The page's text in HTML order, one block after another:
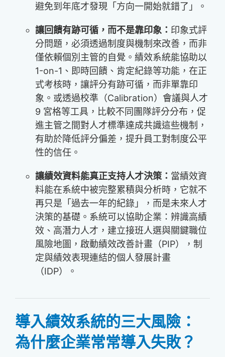
避免到年底才發現「方向一開始就錯了」。
讓回饋有跡可循，而不是靠印象： 印象式評
分問題，必須透過制度與機制來改善，而非
僅依賴個別主管的自覺。績效系統能協助以
1-on-1、即時回饋、肯定紀錄等功能，在正
式考核時，讓評分有跡可循，而非單靠印
象。或透過校準（Calibration）會議與人才
9 宮格等工具，比較不同團隊評分分布，促
進主管之間對人才標準達成共識這些機制，
有助於降低評分偏差，提升員工對制度公平
性的信任。
讓績效資料能真正支持人才決策： 當績效資
料能在系統中被完整累積與分析時，它就不
再只是「過去一年的紀錄」，而是未來人才
決策的基礎。系統可以協助企業：辨識高績
效、高潛力人才，建立接班人選與關鍵職位
風險地圖，啟動績效改善計畫（PIP），制
定與績效表現連結的個人發展計畫
（IDP）。
導入績效系統的三大風險：
為什麼企業常常導入失敗？